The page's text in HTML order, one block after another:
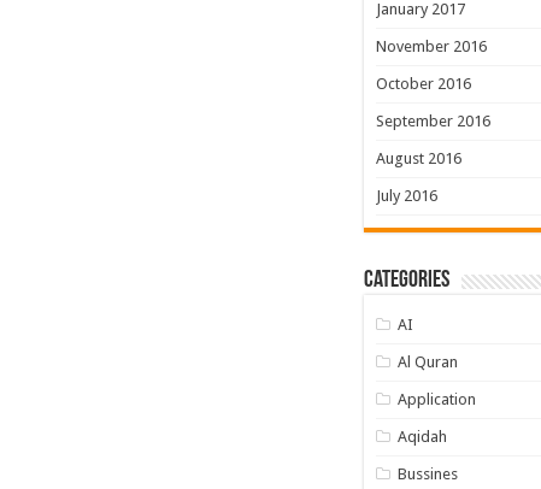
January 2017
November 2016
October 2016
September 2016
August 2016
July 2016
Categories
AI
Al Quran
Application
Aqidah
Bussines